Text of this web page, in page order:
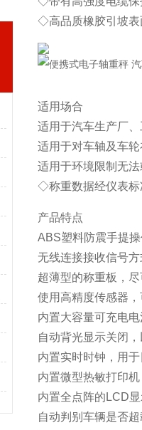
◇高品质橡胶引坡表
适用场合
适用于汽车生产厂、
适用于对车轴及车轮
适用于环境限制无法
◇称重数据经仪表标
产品特点
ABS塑料防震手提
无线连接接收信号
超薄型的称重板，
使用高精度传感器，
内置大容量可充电
自动背光显示关闭，
内置实时时钟，用于
内置微型热敏打印机
内置全点阵的LCD
自动判别车辆是否超